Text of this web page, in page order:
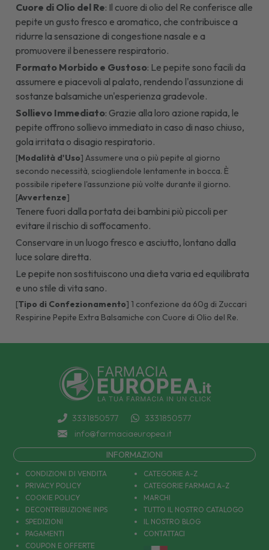
Cuore di Olio del Re: Il cuore di olio del Re conferisce alle
pepite un gusto fresco e aromatico, che contribuisce a
ridurre la sensazione di congestione nasale e a
promuovere il benessere respiratorio.
Formato Morbido e Gustoso: Le pepite sono facili da
assumere e piacevoli al palato, rendendo l'assunzione di
sostanze balsamiche un'esperienza gradevole.
Sollievo Immediato: Grazie alla loro azione rapida, le
pepite offrono sollievo immediato in caso di naso chiuso,
gola irritata o disagio respiratorio.
[Modalità d'Uso] Assumere una o più pepite al giorno
secondo necessità, sciogliendole lentamente in bocca. È
possibile ripetere l'assunzione più volte durante il giorno.
[Avvertenze]
Tenere fuori dalla portata dei bambini più piccoli per
evitare il rischio di soffocamento.
Conservare in un luogo fresco e asciutto, lontano dalla
luce solare diretta.
Le pepite non sostituiscono una dieta varia ed equilibrata
e uno stile di vita sano.
[Tipo di Confezionamento] 1 confezione da 60g di Zuccari
Respirine Pepite Extra Balsamiche con Cuore di Olio del Re.
3331850577
3331850577
info@farmaciaeuropea.it
INFORMAZIONI
CONDIZIONI DI VENDITA
PRIVACY POLICY
COOKIE POLICY
DECONTRIBUZIONE INPS
SPEDIZIONI
PAGAMENTI
COUPON E OFFERTE
CATEGORIE A-Z
CATEGORIE FARMACI A-Z
MARCHI
TUTTO IL NOSTRO CATALOGO
IL NOSTRO BLOG
CONTATTACI